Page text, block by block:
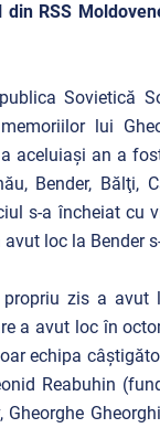
RSS
Sovietică
lui
aceluiaşi an a
Bender,
s-a încheiat cu
loc la Bender
zis a avut
a avut loc în
echipa
Reabuhin